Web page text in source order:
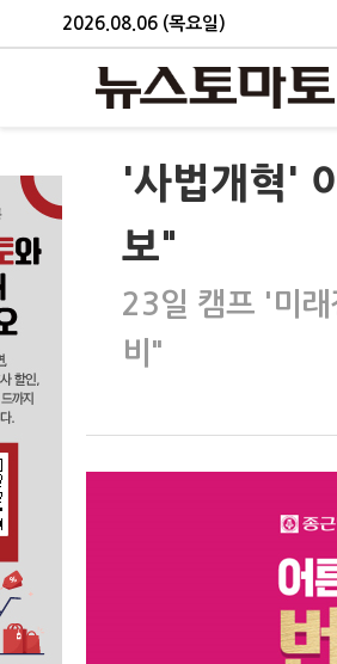
2026.08.06 (목요일)
'사법개혁'
보"
23일 캠프 '미래
비"